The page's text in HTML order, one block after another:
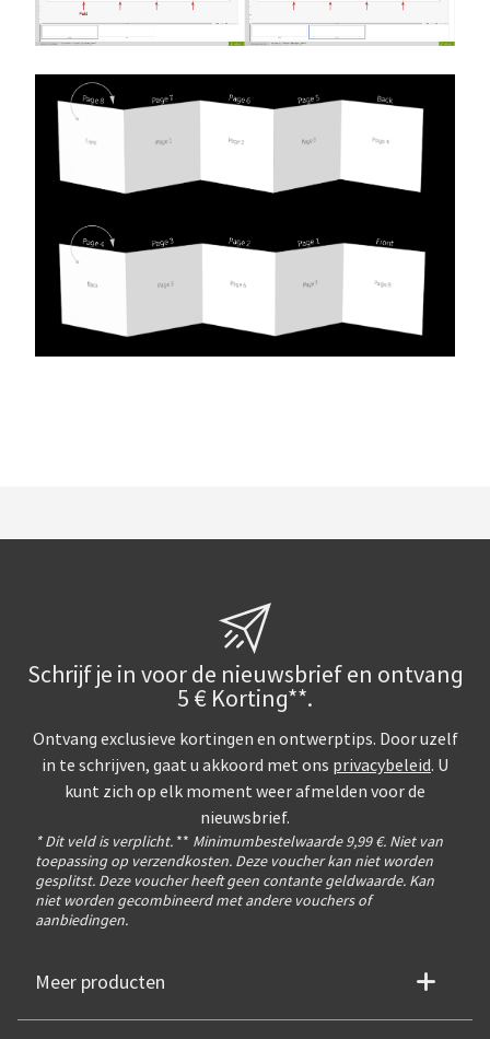
Schrijf je in voor de nieuwsbrief en ontvang
5 € Korting**.
Ontvang exclusieve kortingen en ontwerptips. Door uzelf
in te schrijven, gaat u akkoord met ons privacybeleid. U
kunt zich op elk moment weer afmelden voor de
nieuwsbrief.
* Dit veld is verplicht. ** Minimumbestelwaarde 9,99 €. Niet van
toepassing op verzendkosten. Deze voucher kan niet worden
gesplitst. Deze voucher heeft geen contante geldwaarde. Kan
niet worden gecombineerd met andere vouchers of
aanbiedingen.
Meer producten